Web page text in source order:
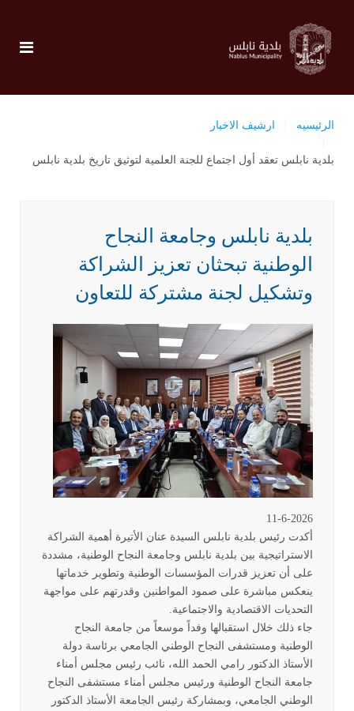
الرئيسيه ارشيف الاخبار
بلدية نابلس تعقد أول اجتماع للجنة العلمية لتوثيق تاريخ بلدية نابلس
بلدية نابلس وجامعة النجاح
الوطنية تبحثان تعزيز الشراكة
وتشكيل لجنة مشتركة للتعاون
11-6-2026
أكدت رئيس بلدية نابلس السيدة عنان الأتيرة أهمية الشراكة
الاستراتيجية بين بلدية نابلس وجامعة النجاح الوطنية، مشددة
على أن تعزيز قدرات المؤسسات الوطنية وتطوير خدماتها
ينعكس مباشرة على صمود المواطنين وقدرتهم على مواجهة
التحديات الاقتصادية والاجتماعية
جاء ذلك خلال استقبالها وفداً موسعاً من جامعة النجاح
الوطنية ومستشفى النجاح الوطني الجامعي برئاسة دولة
الأستاذ الدكتور رامي الحمد الله، نائب رئيس مجلس أمناء
جامعة النجاح الوطنية ورئيس مجلس أمناء مستشفى النجاح
الوطني الجامعي، وبمشاركة رئيس الجامعة الأستاذ الدكتور